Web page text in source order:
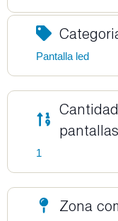
Pantalla led
pantallas
1
Zona